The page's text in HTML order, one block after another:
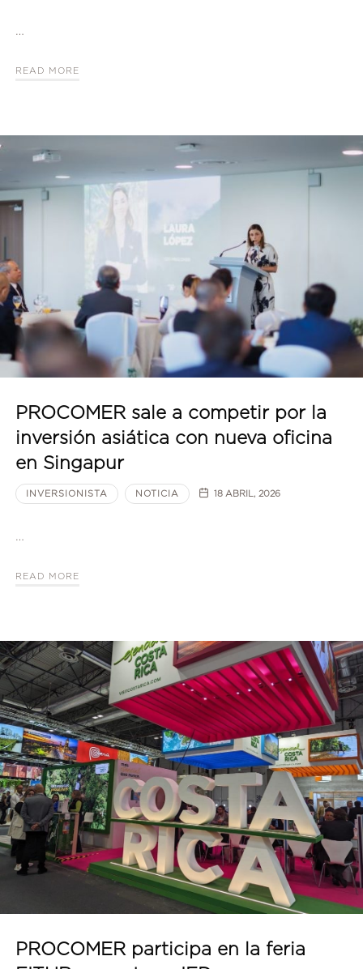
…
READ MORE
PROCOMER sale a competir por la
inversión asiática con nueva oficina
en Singapur
INVERSIONISTA NOTICIA 18 ABRIL, 2026
…
READ MORE
PROCOMER participa en la feria